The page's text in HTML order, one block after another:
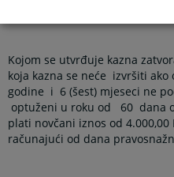
Kojom se utvrđuje kazna
koja kazna se neće izvršiti ako
godine i 6 (šest) mjeseci ne
optuženi u roku od
60 dana
plati novčani iznos od 4.000,00
računajući od dana